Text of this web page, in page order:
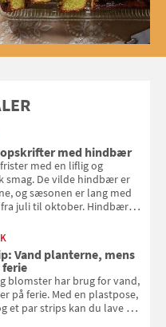
opskrifter med hindbær
med en liflig og
smag. De vilde hindbær er
og sæsonen er lang med
juli til oktober. Hindbær
dine hindbær i alt fra
salater til is og syltning.
Vand planterne, mens
ferie
blomster har brug for vand,
på ferie. Med en plastpose,
et par strips kan du lave dit